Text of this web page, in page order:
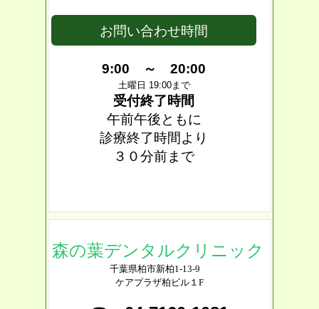
お問い合わせ時間
9:00 ～ 20:00
土曜日 19:00まで
受付終了時間
午前午後ともに
診療終了時間より
３０分前まで
森の葉デンタルクリニック
千葉県柏市新柏1-13-9
ケアプラザ柏ビル１F